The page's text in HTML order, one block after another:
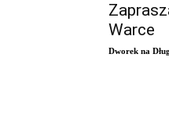
Warce
Dworek na